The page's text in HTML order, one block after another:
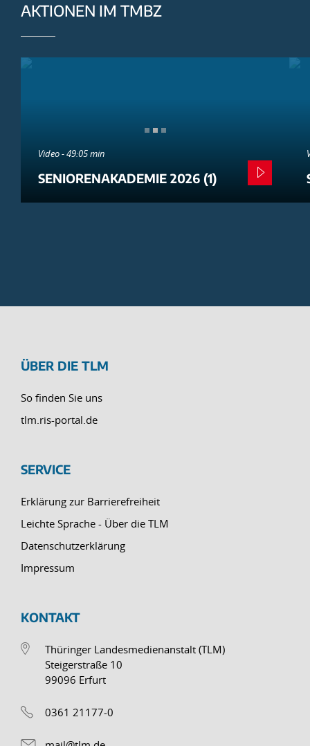
AKTIONEN IM TMBZ
Video - 49:05 min
SENIORENAKADEMIE 2026 (1)
ÜBER DIE TLM
So finden Sie uns
tlm.ris-portal.de
SERVICE
Erklärung zur Barrierefreiheit
Leichte Sprache - Über die TLM
Datenschutzerklärung
Impressum
KONTAKT
Thüringer Landesmedienanstalt (TLM)
Steigerstraße 10
99096 Erfurt
0361 21177-0